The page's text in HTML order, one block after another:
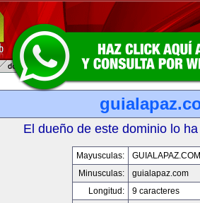
El dueño de este dominio lo
Mayusculas:
GUIALAPAZ.COM
Minusculas:
guialapaz.com
Longitud:
9 caracteres